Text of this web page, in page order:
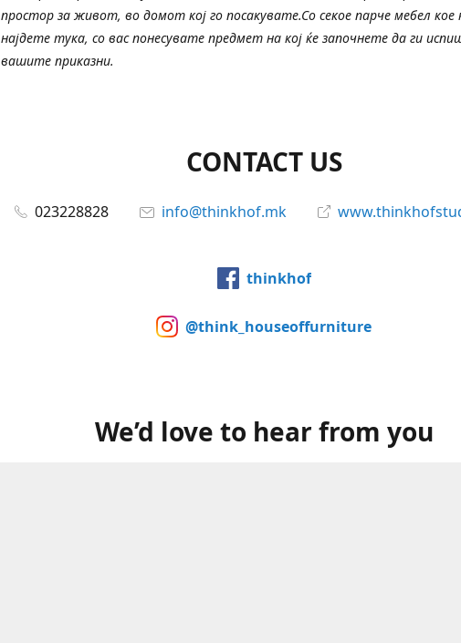
простор за живот, во домот кој го посакувате.Со секое парче мебел кое
најдете тука, со вас понесувате предмет на кој ќе започнете да ги
вашите приказни.
CONTACT US
023228828 info@thinkhof.mk
thinkhof
@think_houseoffurniture
We’d love to hear from you